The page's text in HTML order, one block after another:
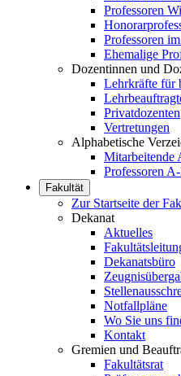
Professoren
Professoren
Ehemalige
Dozentinnen und
Lehrkräfte für
Privatdozenten
Vertretungen
Alphabetische
Mitarbeitende
Professoren
Fakultät
Zur Startseite der
Dekanat
Aktuelles
Dekanatsbüro
Notfallpläne
Wo Sie uns
Kontakt
Gremien und
Fakultätsrat